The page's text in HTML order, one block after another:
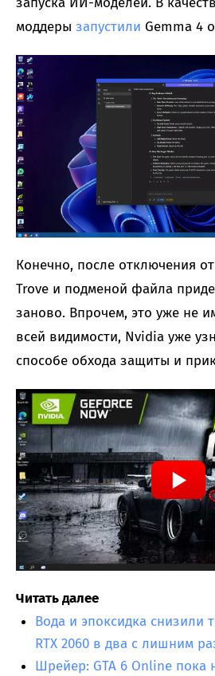
моддеры запустили Gemma 4
Конечно, после отключения
Trove и подменой файла
заново. Впрочем, это уже не
всей видимости, Nvidia уже
способе обхода защиты и
Читать далее
Вода и эпоксидка снизили
RTX 2060 в два с лишним
Шрейер: GTA 6 Online пока